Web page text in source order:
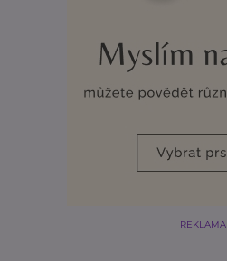
REKLAMA